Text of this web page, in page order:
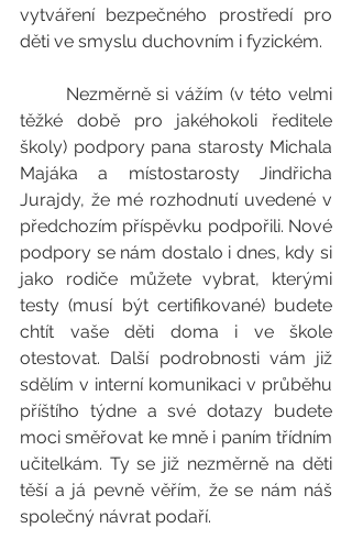
vytváření bezpečného prostředí pro
děti ve smyslu duchovním i fyzickém.
těžké době pro jakéhokoli ředitele
školy) podpory pana starosty Michala
Majáka a místostarosty Jindřicha
Jurajdy, že mé rozhodnutí uvedené v
předchozím příspěvku podpořili. Nové
podpory se nám dostalo i dnes, kdy si
jako rodiče můžete vybrat, kterými
testy (musí být certifikované) budete
chtít vaše děti doma i ve škole
otestovat. Další podrobnosti vám již
sdělím v interní komunikaci v průběhu
příštího týdne a své dotazy budete
moci směřovat ke mně i paním třídním
učitelkám. Ty se již nezměrně na děti
těší a já pevně věřím, že se nám náš
společný návrat podaří.